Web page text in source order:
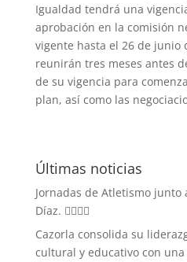
Igualdad tendrá una
aprobación en la comisión
vigente hasta el 26 de junio
reunirán tres meses antes
de su vigencia para
plan, así como las
Últimas noticias
Jornadas de Atletismo
Díaz. 🏃‍♀️🏃‍♂️
Cazorla consolida su
cultural y educativo con